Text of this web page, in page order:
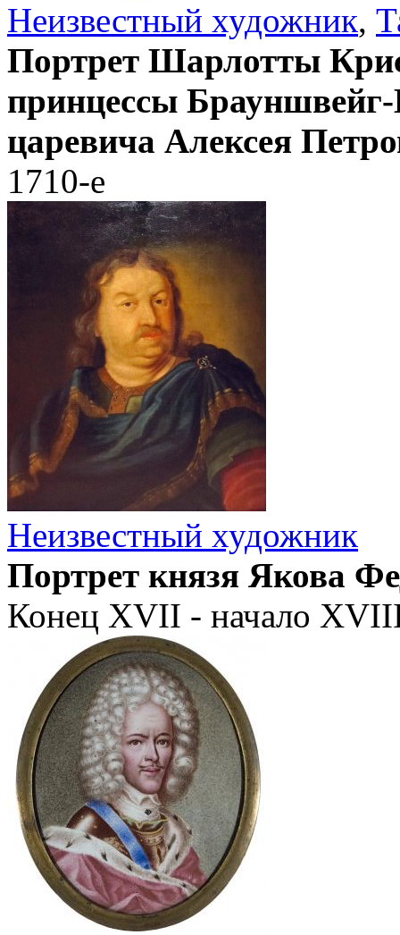
Неизвестный художник,
Портрет Шарлотты
принцессы
царевича Алексея
1710-е
Неизвестный художник
Портрет князя Якова
Конец XVII - начало